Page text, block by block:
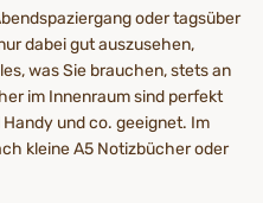
oder tagsüber
dabei gut auszusehen,
was Sie brauchen, stets an
im Innenraum sind perfekt
und co. geeignet. Im
kleine A5 Notizbücher oder